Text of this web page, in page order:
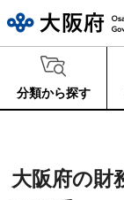
分類から探す
大阪府の財